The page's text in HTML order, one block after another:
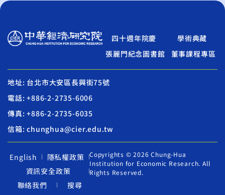
四十週年院慶
學術典藏
張麗門紀念圖書館
董事課程專區
地址: 台北市大安區長興街75號
電話: +886-2-2735-6006
傳真: +886-2-2735-6035
信箱: chunghua@cier.edu.tw
English
隱私權政策
資訊安全政策
聯絡我們
搜尋
Copyrights © 2026 Chung-Hua
Institution for Economic Research. All
Rights Reserved.